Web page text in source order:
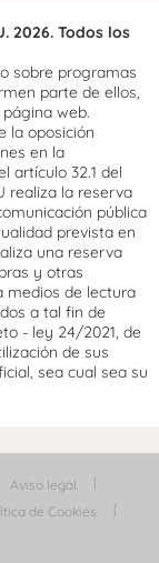
2026. Todos los
sobre programas
parte de ellos,
web.
la oposición
en la
artículo 32.1 del
realiza la reserva
pública
prevista en
una reserva
y otras
medios de lectura
a tal fin de
- ley 24/2021, de
de sus
sea cual sea su
Aviso legal
de Cookies